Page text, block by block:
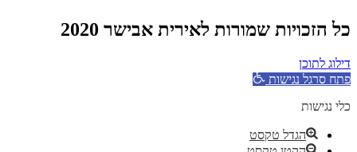
כל הזכויות שמורות לאירית אבישר 2020
דילוג לתוכן
פתח סרגל נגישות
כלי נגישות
הגדל טקסט